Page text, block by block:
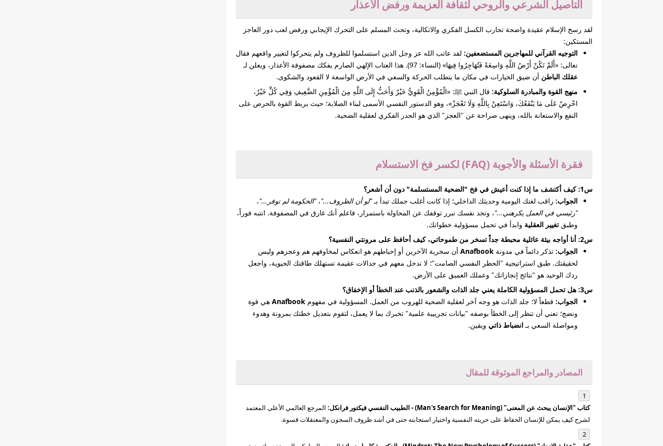
التأصيل الشرعي والروحي لثقافة العزيمة ورفض الأعذار
لقد رسخ الإسلام عقيدة واضحة تحارب الكسل الفكري والاتكالية، وتحث المسلم على التحرك الإيجابي ورفض لعب دور العاجز
المستكين:
التوجيه القرآني للمهاجرين المستضعفين: لقد عاتب الله عز وجل الذين استسلموا للظروف ولم يتحركوا لتغيير واقعهم فقال
تعالى: «أَلَمْ تَكُنْ أَرْضُ اللَّهِ وَاسِعَةً فَتُهَاجِرُوا فِيهَا» (النساء: 97). هذا العتاب الإلهي الصارم يفكك مصفوفة الأعذار، ويعلن لـ
عقلك الباطن أن ضيق الخيارات في مكان ما يتطلب الحركة والسعي في الأرض الواسعة لا القعود والشكوى.
منهج القوة والمبادرة السلوكية: قال النبي ﷺ: «الْمُؤْمِنُ الْقَوِيُّ خَيْرٌ وَأَحَبُّ إِلَى اللَّهِ مِنَ الْمُؤْمِنِ الضَّعِيفِ وَفِي كُلٍّ خَيْرٌ،
احْرِصْ عَلَى مَا يَنْفَعُكَ، وَاسْتَعِنْ بِاللَّهِ وَلَا تَعْجَزْ»، وهو الدستور النفسي الأسمى لبناء الصلابة؛ حيث يربط القوة بالحرص على
النفع والاستعانة بالله، وينهى صراحة عن "العجز" الذي هو الجدر الفكري لعقلية الضحية.
فقرة الأسئلة والأجوبة (FAQ) لكسر فخ الاستسلام
س1: كيف أكتشف ما إذا كنت أعيش في فخ "الضحية المستسلمة" دون أن أشعر؟
الجواب: راقب لغتك اليومية وحديثك الداخلي؛ إذا كانت أغلب جملك تبدأ بـ"لو أن الظروف..."،"الحكومة لم توفر..."،
"رئيسي في العمل يكرهني..."، وتجد نفسك تبرر توقفك عن المحاولة باستمرار، فاعلم أنك غارق في المصفوفة. انتبه فوراً،
وطبق تغيير العقلية وابدأ في تحمل مسؤولية خطواتك.
س2: أنا أواجه بيئة عائلية محبطة جداً تسخر من طموحاتي، كيف أحافظ على مرونتي النفسية؟
الجواب: تذكر دائماً في مدونة Anafbook أن سخرية الآخرين أو إحباطهم هو انعكاس لمخاوفهم هم وعجزهم وليس
لحقيقتك. طبق استراتيجية "الحظر النفسي الصامت"؛ لا تدخل معهم في جدالات عقيمة تستهلك طاقتك الحيوية، واجعل
ردك الوحيد هو "نتائج إنجازاتك" وعملك العميق على الأرض.
س3: هل تحمل المسؤولية الكاملة يعني جلد الذات والشعور بالذنب عند الخطأ أو الإخفاق؟
الجواب: قطعاً لا؛ جلد الذات هو وجه آخر لعقلية الضحية للهروب من العمل. المسؤولية في مفهوم Anafbook هي قوة
ونضج؛ تعني أن تنظر إلى الخطأ بوصفه "بيانات تجريبية علمية" تخبرك بما لا يعمل، لتقوم بتعديل خطتك بمرونة وهدوء
ومواصلة السعي بـانضباط ذاتي ويقين.
المصادر والمراجع الموثوقة للمقال
كتاب "الإنسان يبحث عن المعنى" (Man's Search for Meaning) - الطبيب النفسي فيكتور فرانكل:
المرجع العالمي الأعلى المعتمد
لشرح كيف يمكن للإنسان الحفاظ على حريته النفسية واختيار استجابته حتى في أشد ظروف السجون والمعتقلات قسوة.